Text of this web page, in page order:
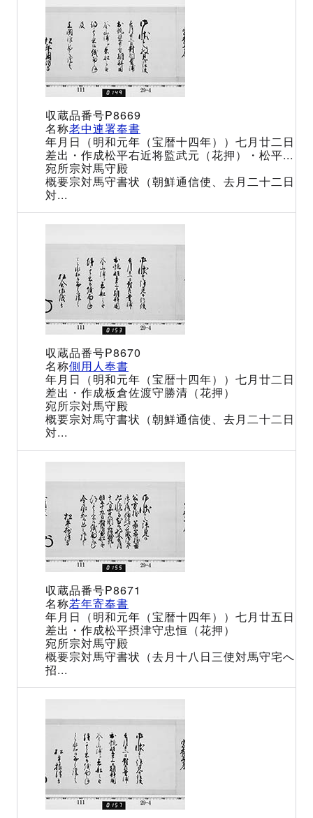
P8669
老中連署奉書
（明和元年（宝暦十四年））七月廿二日
松平右近将監武元（花押）・松平...
宗対馬守殿
宗対馬守書状（朝鮮通信使、去月二十二日
対...
P8670
側用人奉書
（明和元年（宝暦十四年））七月廿二日
板倉佐渡守勝清（花押）
宗対馬守殿
宗対馬守書状（朝鮮通信使、去月二十二日
対...
P8671
若年寄奉書
（明和元年（宝暦十四年））七月廿五日
松平摂津守忠恒（花押）
宗対馬守殿
宗対馬守書状（去月十八日三使対馬守宅へ
招...